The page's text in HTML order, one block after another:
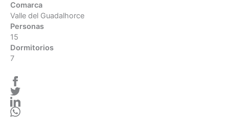
Comarca
Valle del Guadalhorce
Personas
15
Dormitorios
7